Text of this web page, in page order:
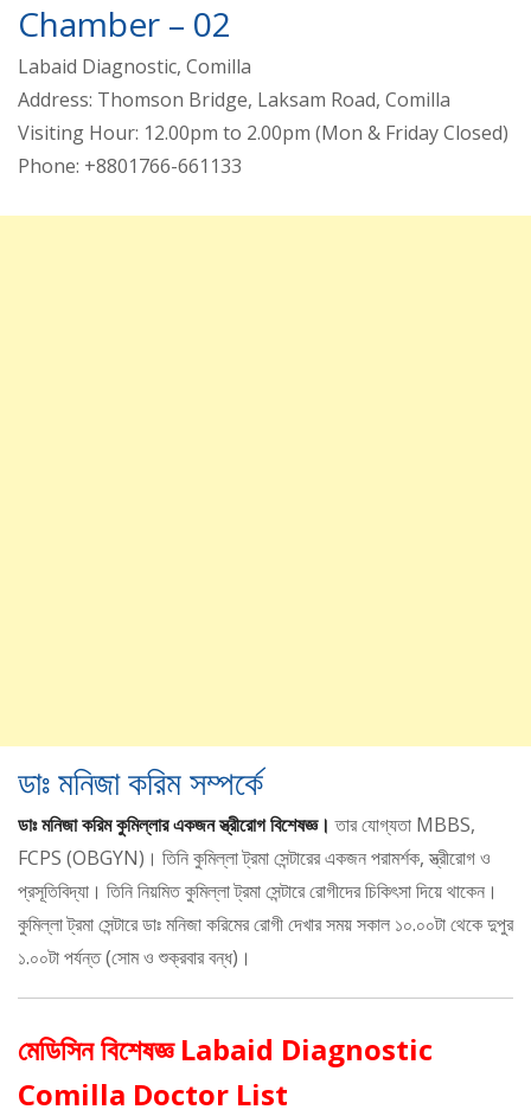
Chamber – 02
Labaid Diagnostic, Comilla
Address: Thomson Bridge, Laksam Road, Comilla
Visiting Hour: 12.00pm to 2.00pm (Mon & Friday Closed)
Phone: +8801766-661133
ডাঃ মনিজা করিম সম্পর্কে
ডাঃ মনিজা করিম কুমিল্লার একজন স্ত্রীরোগ বিশেষজ্ঞ। তার যোগ্যতা MBBS,
FCPS (OBGYN)। তিনি কুমিল্লা ট্রমা সেন্টারের একজন পরামর্শক, স্ত্রীরোগ ও
প্রসূতিবিদ্যা। তিনি নিয়মিত কুমিল্লা ট্রমা সেন্টারে রোগীদের চিকিৎসা দিয়ে থাকেন।
কুমিল্লা ট্রমা সেন্টারে ডাঃ মনিজা করিমের রোগী দেখার সময় সকাল ১০.০০টা থেকে দুপুর
১.০০টা পর্যন্ত (সোম ও শুক্রবার বন্ধ)।
মেডিসিন বিশেষজ্ঞ Labaid Diagnostic
Comilla Doctor List